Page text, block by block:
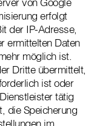
erfolgt
der IP-Adresse,
ermittelten Daten
möglich ist.
Dritte übermittelt,
ist oder
tätig
die Speicherung